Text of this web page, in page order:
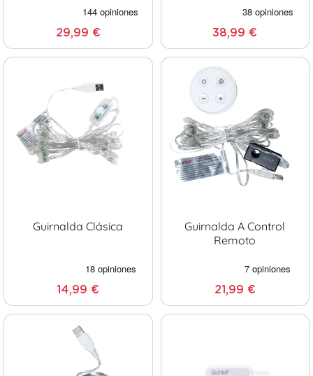
29,99 € 38,99 €
Guirnalda Clásica
14,99 €
Guirnalda A Control
Remoto
21,99 €